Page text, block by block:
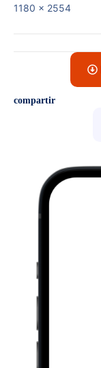
1180 x 2554
compartir